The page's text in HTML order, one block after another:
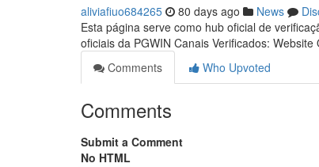
aliviafiuo684265 80 days ago News
Esta página serve como hub oficial de
oficiais da PGWIN Canais Verificados: Website
Comments
Who Upvoted
Comments
Submit a Comment
No HTML